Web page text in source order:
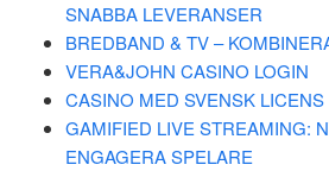
SNABBA LEVERANSER
BREDBAND & TV –
VERA&JOHN CASINO LOGIN
CASINO MED SVENSK
GAMIFIED LIVE STREAMING:
ENGAGERA SPELARE